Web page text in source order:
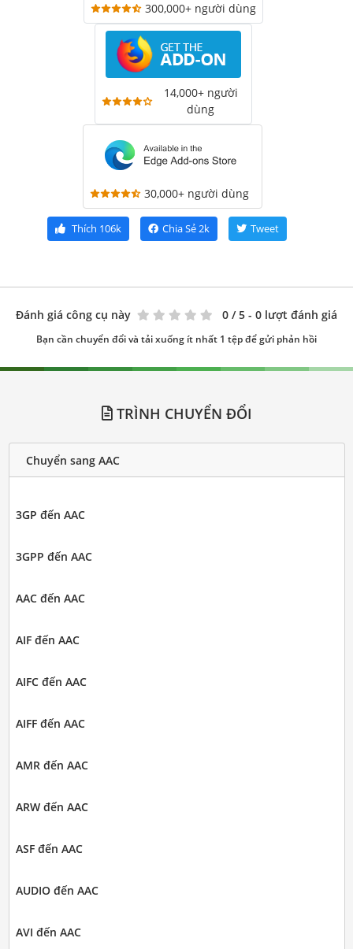
300,000+ người dùng
14,000+ người
dùng
30,000+ người dùng
Thích 106k Chia Sẻ2k Tweet
Đánh giá công cụ này 0 / 5 - 0 lượt đánh giá
Bạn cần chuyển đổi và tải xuống ít nhất 1 tệp để gửi phản hồi
TRÌNH CHUYỂN ĐỔI
Chuyển sang AAC
3GP đến AAC
3GPP đến AAC
AAC đến AAC
AIF đến AAC
AIFC đến AAC
AIFF đến AAC
AMR đến AAC
ARW đến AAC
ASF đến AAC
AUDIO đến AAC
AVI đến AAC